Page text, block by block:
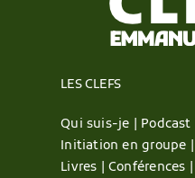
LES CLEFS
Qui suis-je | Podcast |
Initiation en groupe
Livres |Conférences